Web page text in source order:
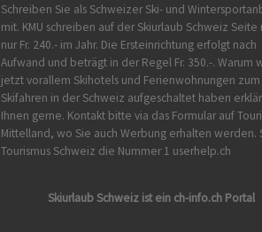
Schreiben Sie als Schweizer Ski- und
mit. KMU schreiben auf der Skiurlaub Schweiz Seite
nur Fr. 240.- im Jahr. Die Ersteinrichtung erfolgt nach
Aufwand und beträgt in der Regel Fr. 350.-. Warum
jetzt vorallem Skihotels und Ferienwohnungen zum
Skifahren in der Schweiz aufgeschaltet haben
Ihnen gerne. Kontakt bitte via das Formular auf
Mittelland, wo Sie auch Werbung erhalten werden.
Tourismus Schweiz die Nummer 1 userhelp.ch
Skiurlaub Schweiz ist ein ch-info.ch Portal